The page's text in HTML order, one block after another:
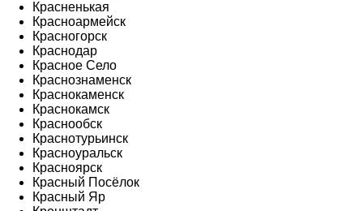
Красненькая
Красноармейск
Красногорск
Краснодар
Красное Село
Краснознаменск
Краснокаменск
Краснокамск
Краснообск
Краснотурьинск
Красноуральск
Красноярск
Красный Посёлок
Красный Яр